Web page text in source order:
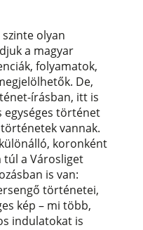
olyan
a magyar
folyamatok,
De,
írásban, itt is
egységes történet
vannak.
koronként
túl a Városliget
is van:
történetei,
kép – mi több,
indulatokat is